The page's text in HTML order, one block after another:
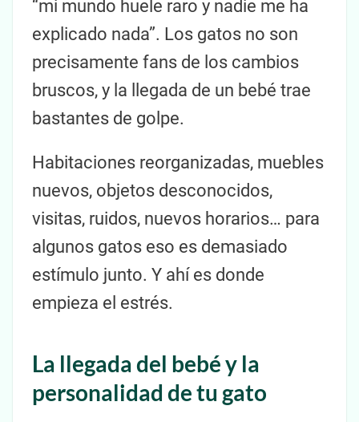
“mi mundo huele raro y nadie me ha
explicado nada”. Los gatos no son
precisamente fans de los cambios
bruscos, y la llegada de un bebé trae
bastantes de golpe.
Habitaciones reorganizadas, muebles
nuevos, objetos desconocidos,
visitas, ruidos, nuevos horarios… para
algunos gatos eso es demasiado
estímulo junto. Y ahí es donde
empieza el estrés.
La llegada del bebé y la
personalidad de tu gato